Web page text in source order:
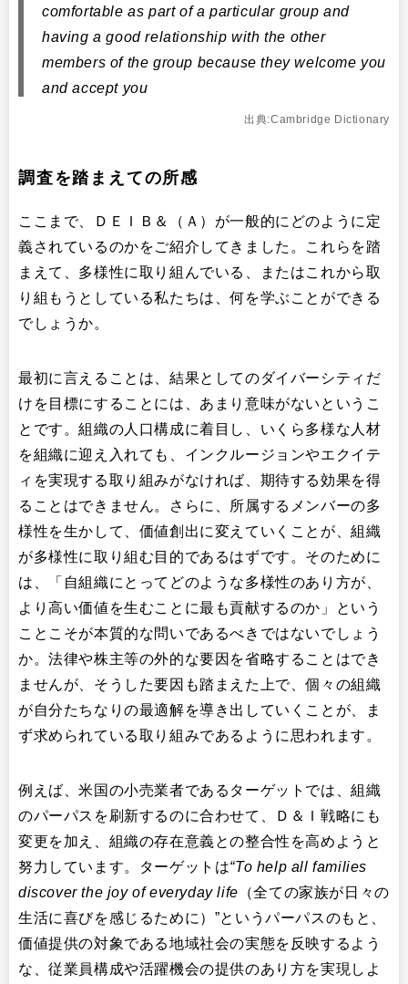
comfortable as part of a particular group and
having a good relationship with the other
members of the group because they welcome you
and accept you
出典:Cambridge Dictionary
調査を踏まえての所感
ここまで、ＤＥＩＢ＆（Ａ）が一般的にどのように定
義されているのかをご紹介してきました。これらを踏
まえて、多様性に取り組んでいる、またはこれから取
り組もうとしている私たちは、何を学ぶことができる
でしょうか。
最初に言えることは、結果としてのダイバーシティだ
けを目標にすることには、あまり意味がないというこ
とです。組織の人口構成に着目し、いくら多様な人材
を組織に迎え入れても、インクルージョンやエクイテ
ィを実現する取り組みがなければ、期待する効果を得
ることはできません。さらに、所属するメンバーの多
様性を生かして、価値創出に変えていくことが、組織
が多様性に取り組む目的であるはずです。そのために
は、「自組織にとってどのような多様性のあり方が、
より高い価値を生むことに最も貢献するのか」という
ことこそが本質的な問いであるべきではないでしょう
か。法律や株主等の外的な要因を省略することはでき
ませんが、そうした要因も踏まえた上で、個々の組織
が自分たちなりの最適解を導き出していくことが、ま
ず求められている取り組みであるように思われます。
例えば、米国の小売業者であるターゲットでは、組織
のパーパスを刷新するのに合わせて、Ｄ＆Ｉ戦略にも
変更を加え、組織の存在意義との整合性を高めようと
努力しています。ターゲットは“To help all families
discover the joy of everyday life （全ての家族が日々の
生活に喜びを感じるために）”というパーパスのもと、
価値提供の対象である地域社会の実態を反映するよう
な、従業員構成や活躍機会の提供のあり方を実現しよ